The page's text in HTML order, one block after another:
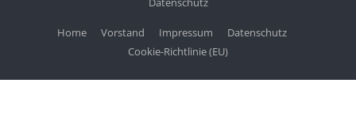
Home Vorstand Impressum
Datenschutz
Cookie-Richtlinie (EU)